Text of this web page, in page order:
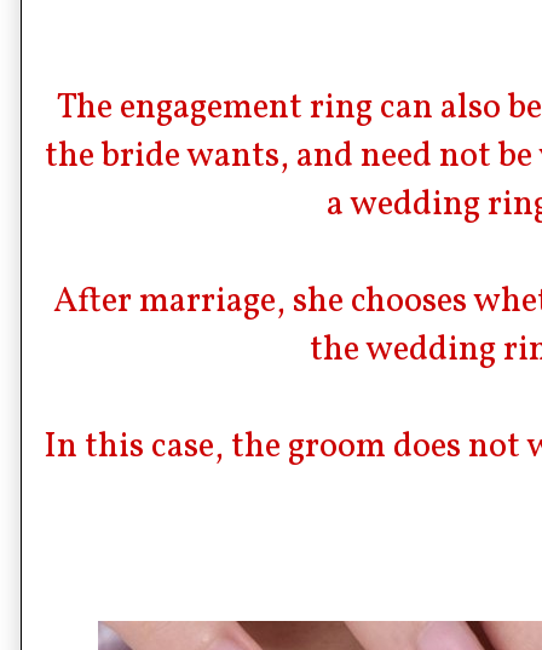
The engagement ring can also
the bride wants, and need not
a wedding
After marriage, she chooses
the wedding
In this case, the groom does not